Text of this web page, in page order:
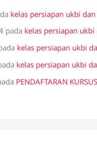
kelas persiapan ukbi
pada kelas persiapan
kelas persiapan ukbi
kelas persiapan ukbi
PENDAFTARAN